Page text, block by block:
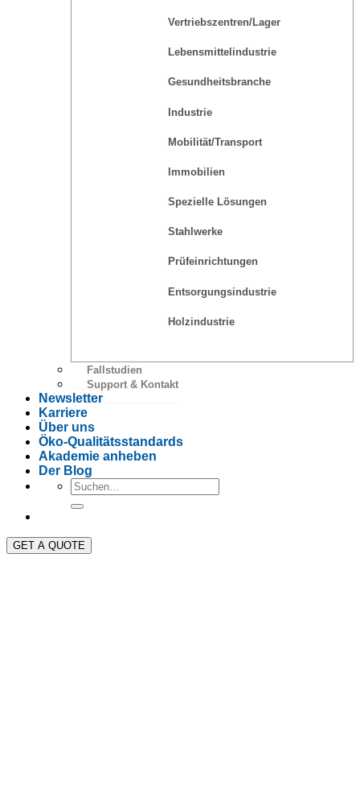
Vertriebszentren/Lager
Lebensmittelindustrie
Gesundheitsbranche
Industrie
Mobilität/Transport
Immobilien
Spezielle Lösungen
Stahlwerke
Prüfeinrichtungen
Entsorgungsindustrie
Holzindustrie
Fallstudien
Support & Kontakt
Newsletter
Karriere
Über uns
Öko-Qualitätsstandards
Akademie anheben
Der Blog
GET A QUOTE